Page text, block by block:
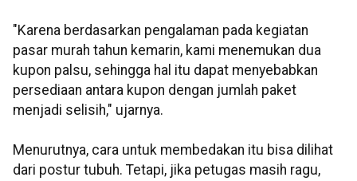
"Karena berdasarkan pengalaman pada kegiatan
pasar murah tahun kemarin, kami menemukan dua
kupon palsu, sehingga hal itu dapat menyebabkan
persediaan antara kupon dengan jumlah paket
menjadi selisih," ujarnya.
Menurutnya, cara untuk membedakan itu bisa dilihat
dari postur tubuh. Tetapi, jika petugas masih ragu,